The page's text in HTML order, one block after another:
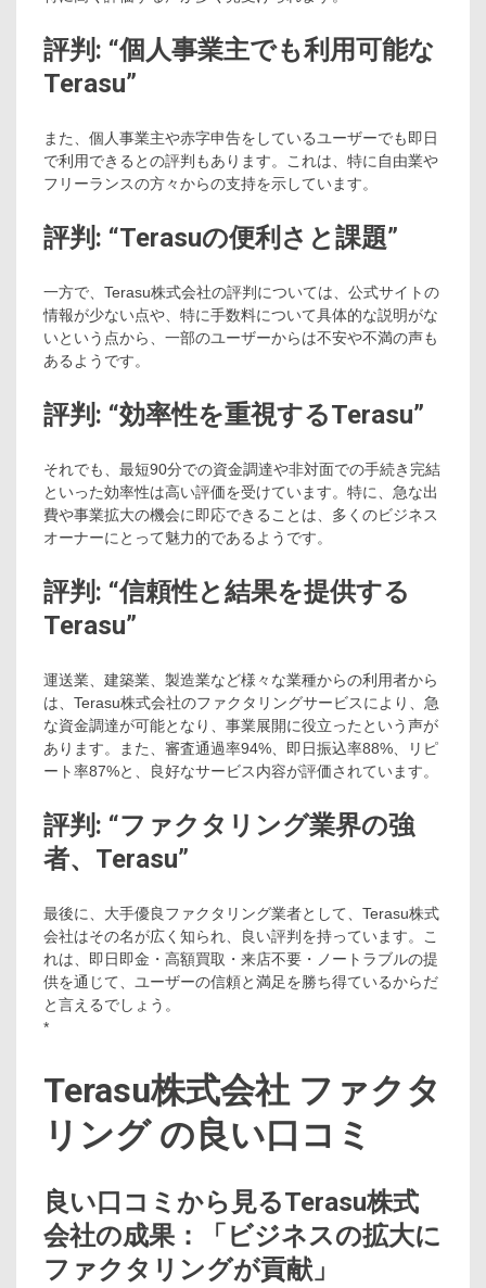
評判: “個人事業主でも利用可能な
Terasu”
また、個人事業主や赤字申告をしているユーザーでも即日
で利用できるとの評判もあります。これは、特に自由業や
フリーランスの方々からの支持を示しています。
評判: “Terasuの便利さと課題”
一方で、Terasu株式会社の評判については、公式サイトの
情報が少ない点や、特に手数料について具体的な説明がな
いという点から、一部のユーザーからは不安や不満の声も
あるようです。
評判: “効率性を重視するTerasu”
それでも、最短90分での資金調達や非対面での手続き完結
といった効率性は高い評価を受けています。特に、急な出
費や事業拡大の機会に即応できることは、多くのビジネス
オーナーにとって魅力的であるようです。
評判: “信頼性と結果を提供する
Terasu”
運送業、建築業、製造業など様々な業種からの利用者から
は、Terasu株式会社のファクタリングサービスにより、急
な資金調達が可能となり、事業展開に役立ったという声が
あります。また、審査通過率94%、即日振込率88%、リピ
ート率87%と、良好なサービス内容が評価されています。
評判: “ファクタリング業界の強
者、Terasu”
最後に、大手優良ファクタリング業者として、Terasu株式
会社はその名が広く知られ、良い評判を持っています。こ
れは、即日即金・高額買取・来店不要・ノートラブルの提
供を通じて、ユーザーの信頼と満足を勝ち得ているからだ
と言えるでしょう。
*
Terasu株式会社 ファクタ
リング の良い口コミ
良い口コミから見るTerasu株式
会社の成果：「ビジネスの拡大に
ファクタリングが貢献」